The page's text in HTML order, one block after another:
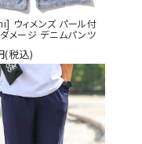
XXXL
32inc
38inc
ウィメンズ パール付
メージ デニムパンツ
(税込)